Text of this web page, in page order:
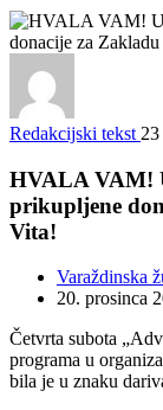
Redakcijski tekst
HVALA VAM!
prikupljene
Vita!
Varaždinska
20. prosinca
Četvrta subota
programa u
bila je u znaku